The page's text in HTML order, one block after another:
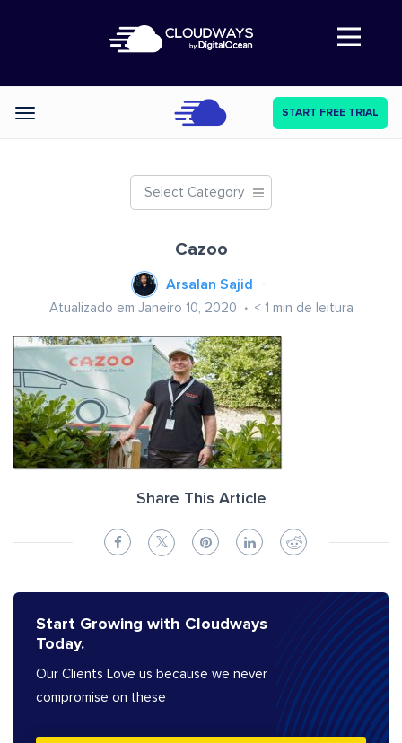
Abre a navegação
Categories START FREE TRIAL
Select Category
Cazoo
Arsalan Sajid
Atualizado em Janeiro 10, 2020 < 1 min de leitura
Share This Article
Start Growing with Cloudways
Today.
Our Clients Love us because we never
compromise on these